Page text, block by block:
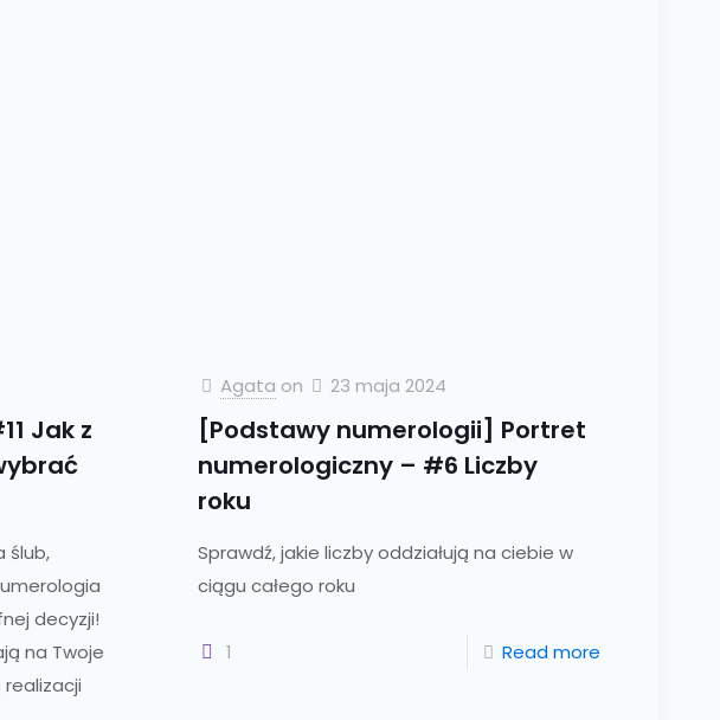
Jak z
ślub,
decyzji!
na Twoje
Agata on 23 maja 2024
[Podstawy numerologii] Portret
numerologiczny – #6 Liczby
roku
Sprawdź, jakie liczby oddziałują na ciebie w
ciągu całego roku
1 Read more